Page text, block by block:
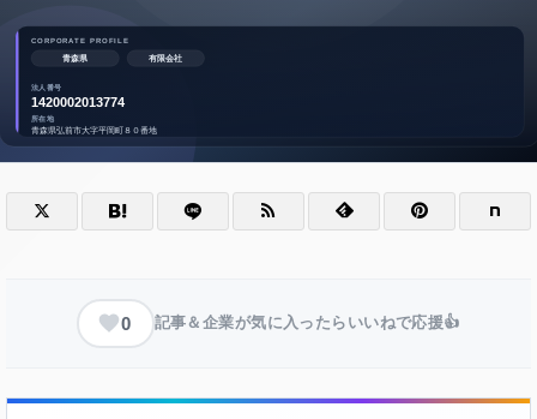
0 記事＆企業が気に入ったらいいねで応援👍